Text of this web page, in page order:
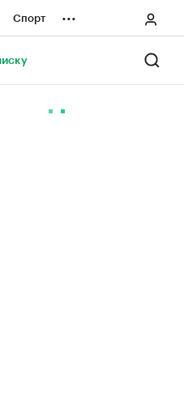
Спорт ...